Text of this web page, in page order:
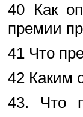
40 Как
премии
41 Что
42 Каким
43. Что